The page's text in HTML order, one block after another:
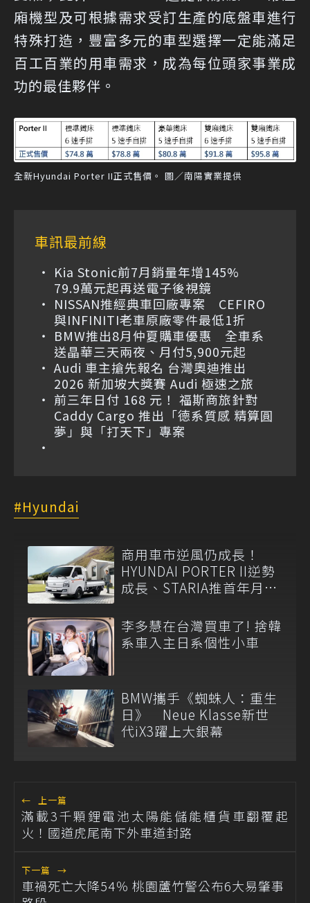
廂機型及可根據需求受訂生產的底盤車進行
特殊打造，豐富多元的車型選擇一定能滿足
百工百業的用車需求，成為每位頭家事業成
功的最佳夥伴。
全新Hyundai Porter II正式售價。 圖／南陽實業提供
車訊最前線
Kia Stonic前7月銷量年增145%
79.9萬元起再送電子後視鏡
NISSAN推經典車回廠專案 CEFIRO
與INFINITI老車原廠零件最低1折
BMW推出8月仲夏購車優惠 全車系
送晶華三天兩夜、月付5,900元起
Audi 車主搶先報名 台灣奧迪推出
2026 新加坡大獎賽 Audi 極速之旅
前三年日付 168 元！ 福斯商旅針對
Caddy Cargo 推出「德系質感 精算圓
夢」與「打天下」專案
Hyundai
商用車市逆風仍成長！
HYUNDAI PORTER II逆勢
成長、STARIA推首年月付
李多慧在台灣買車了! 捨韓
系車入主日系個性小車
BMW攜手《蜘蛛人：重生
日》 Neue Klasse新世
代iX3躍上大銀幕
← 上一篇
滿載3千顆鋰電池太陽能儲能櫃貨車翻覆起
火！國道虎尾南下外車道封路
下一篇 →
車禍死亡大降54％ 桃園蘆竹警公布6大易肇事